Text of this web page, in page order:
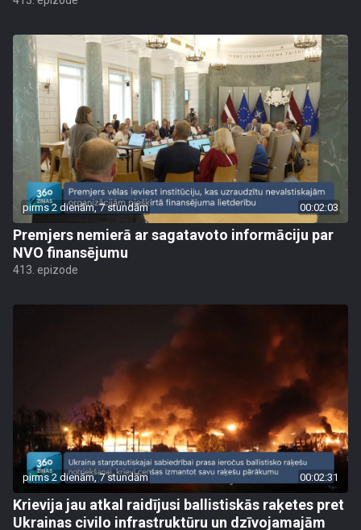
pirms 2 dienām, 7 stundām 00:02:03
Premjers nemierā ar sagatavoto informāciju par
NVO finansējumu
413. epizode
pirms 2 dienām, 7 stundām 00:02:31
Krievija jau atkal raidījusi ballistiskās raķetes pret
Ukrainas civilo infrastruktūru un dzīvojamajām